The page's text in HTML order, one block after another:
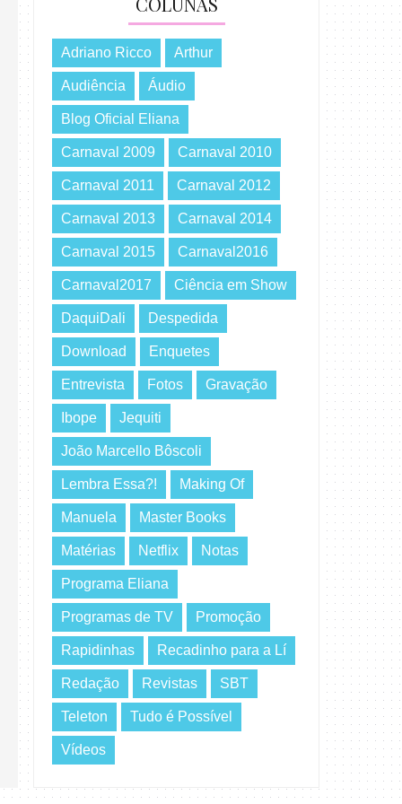
Adriano Ricco Arthur
Audiência Áudio
Blog Oficial Eliana
Carnaval 2009 Carnaval 2010
Carnaval 2011 Carnaval 2012
Carnaval 2013 Carnaval 2014
Carnaval 2015 Carnaval2016
Carnaval2017 Ciência em Show
DaquiDali Despedida
Download Enquetes
Entrevista Fotos Gravação
Ibope Jequiti
João Marcello Bôscoli
Lembra Essa?! Making Of
Manuela Master Books
Matérias Netflix Notas
Programa Eliana
Programas de TV Promoção
Rapidinhas Recadinho para a Lí
Redação Revistas SBT
Teleton Tudo é Possível
Vídeos